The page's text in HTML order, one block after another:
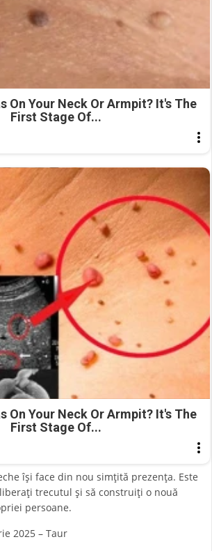
On Your Neck Or Armpit? It's The
First Stage Of...
On Your Neck Or Armpit? It's The
First Stage Of...
își face din nou simțită prezența. Este
trecutul și să construiți o nouă
persoane.
2025 – Taur